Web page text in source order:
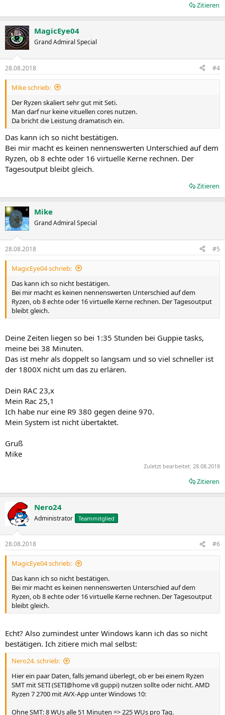
Zitieren
MagicEye04
Grand Admiral Special
28.08.2018 #4
Mike schrieb:
Der Ryzen skaliert sehr gut mit Seti.
Man darf nur keine vituellen cores nutzen.
Da bricht die Leistung dramatisch ein.
Das kann ich so nicht bestätigen.
Bei mir macht es keinen nennenswerten Unterschied auf dem
Ryzen, ob 8 echte oder 16 virtuelle Kerne rechnen. Der
Tagesoutput bleibt gleich.
Zitieren
Mike
Grand Admiral Special
28.08.2018 #5
MagicEye04 schrieb:
Das kann ich so nicht bestätigen.
Bei mir macht es keinen nennenswerten Unterschied auf dem
Ryzen, ob 8 echte oder 16 virtuelle Kerne rechnen. Der Tagesoutput
bleibt gleich.
Deine Zeiten liegen so bei 1:35 Stunden bei Guppie tasks,
meine bei 38 Minuten.
Das ist mehr als doppelt so langsam und so viel schneller ist
der 1800X nicht um das zu erlären.
Dein RAC 23,x
Mein Rac 25,1
Ich habe nur eine R9 380 gegen deine 970.
Mein System ist nicht übertaktet.
Gruß
Mike
Zuletzt bearbeitet: 28.08.2018
Zitieren
Nero24
Administrator Teammitglied
28.08.2018 #6
MagicEye04 schrieb:
Das kann ich so nicht bestätigen.
Bei mir macht es keinen nennenswerten Unterschied auf dem
Ryzen, ob 8 echte oder 16 virtuelle Kerne rechnen. Der Tagesoutput
bleibt gleich.
Echt? Also zumindest unter Windows kann ich das so nicht
bestätigen. Ich zitiere mich mal selbst:
Nero24. schrieb:
Hier ein paar Daten, falls jemand überlegt, ob er bei einem Ryzen
SMT mit SETI (SETI@home v8 guppi) nutzen sollte oder nicht. AMD
Ryzen 7 2700 mit AVX-App unter Windows 10:
Ohne SMT: 8 WUs alle 51 Minuten => 225 WUs pro Tag.